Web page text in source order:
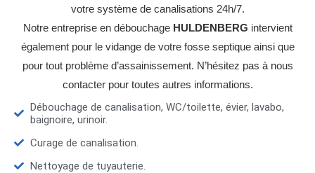
votre système de canalisations 24h/7.
Notre entreprise en débouchage HULDENBERG intervient
également pour le vidange de votre fosse septique ainsi que
pour tout problème d’assainissement. N’hésitez pas à nous
contacter pour toutes autres informations.
Débouchage de canalisation, WC/toilette, évier, lavabo,
baignoire, urinoir.
Curage de canalisation.
Nettoyage de tuyauterie.